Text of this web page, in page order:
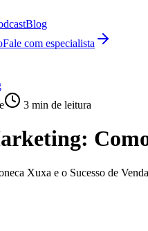
Blog
Fale com especialista
3 min de leitura
Xuxa e o Sucesso de